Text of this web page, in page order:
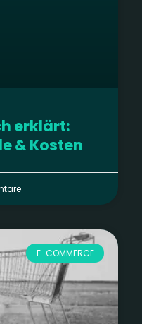
erklärt:
& Kosten
E-COMMERCE